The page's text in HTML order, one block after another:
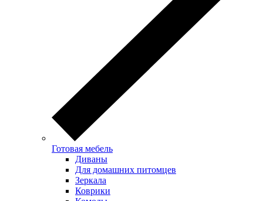
Готовая мебель
Диваны
Для домашних питомцев
Зеркала
Коврики